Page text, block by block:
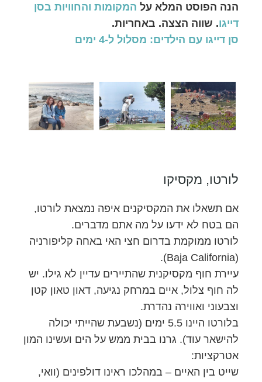
הנה הפוסט המלא על המקומות והחוויות בסן
דייגו. שווה הצצה. באחריות.
סן דייגו עם הילדים: מסלול ל-4 ימים
לורטו, מקסיקו
אם תשאלו את המקסיקנים איפה נמצאת לורטו,
הם בטח לא ידעו על מה אתם מדברים.
לורטו ממוקמת בדרום חצי האי באחה קליפורניה
(Baja California).
עיירת חוף מקסיקנית שהתיירים עדיין לא גילו. יש
לה חוף צלול, איים במרחק נגיעה, דאון טאון קטן
וצבעוני ואווירה נהדרת.
בלורטו היינו 5.5 ימים (נשבעת שהייתי יכולה
להישאר עוד). גרנו בבית ממש על הים ועשינו המון
אטרקציות:
שייט בין האיים – במהלכו ראינו דולפינים (וואי,